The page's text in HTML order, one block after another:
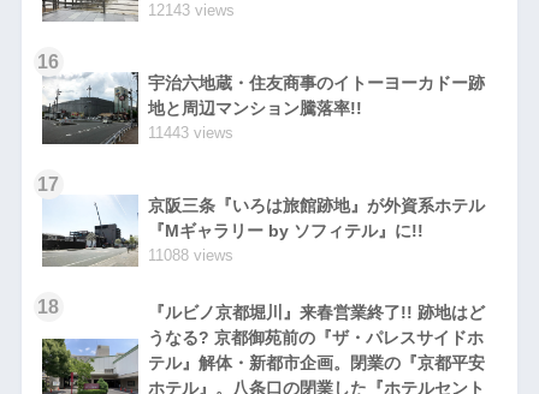
12143 views
16
宇治六地蔵・住友商事のイトーヨーカドー跡
地と周辺マンション騰落率!!
11443 views
17
京阪三条『いろは旅館跡地』が外資系ホテル
『Mギャラリー by ソフィテル』に!!
11088 views
18
『ルビノ京都堀川』来春営業終了!! 跡地はど
うなる? 京都御苑前の『ザ・パレスサイドホ
テル』解体・新都市企画。閉業の『京都平安
ホテル』。八条口の閉業した『ホテルセント